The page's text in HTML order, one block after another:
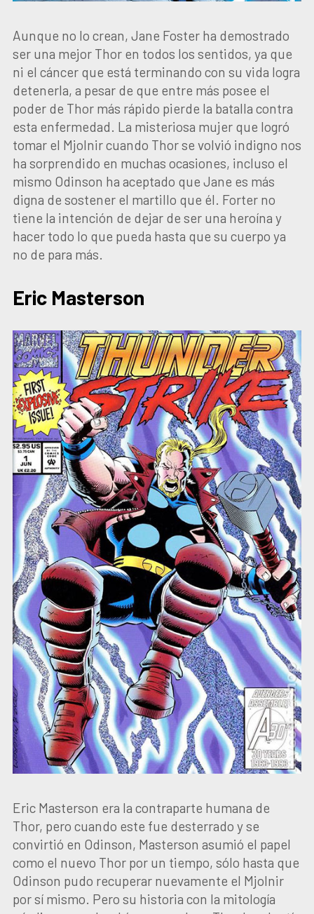
Aunque no lo crean, Jane Foster ha demostrado
ser una mejor Thor en todos los sentidos, ya que
ni el cáncer que está terminando con su vida logra
detenerla, a pesar de que entre más posee el
poder de Thor más rápido pierde la batalla contra
esta enfermedad. La misteriosa mujer que logró
tomar el Mjolnir cuando Thor se volvió indigno nos
ha sorprendido en muchas ocasiones, incluso el
mismo Odinson ha aceptado que Jane es más
digna de sostener el martillo que él. Forter no
tiene la intención de dejar de ser una heroína y
hacer todo lo que pueda hasta que su cuerpo ya
no de para más.
Eric Masterson
Eric Masterson era la contraparte humana de
Thor, pero cuando este fue desterrado y se
convirtió en Odinson, Masterson asumió el papel
como el nuevo Thor por un tiempo, sólo hasta que
Odinson pudo recuperar nuevamente el Mjolnir
por sí mismo. Pero su historia con la mitología